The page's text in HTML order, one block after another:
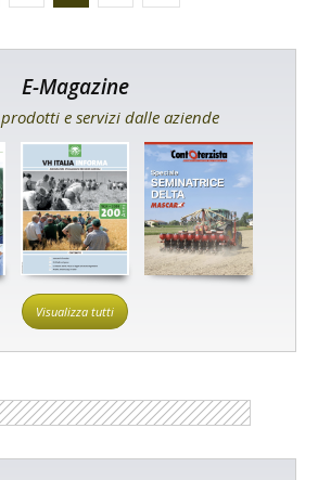
E-Magazine
e servizi dalle aziende
Visualizza tutti